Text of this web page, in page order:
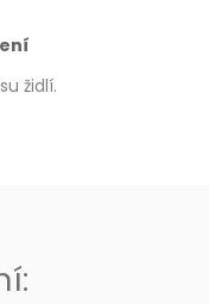
židlí.